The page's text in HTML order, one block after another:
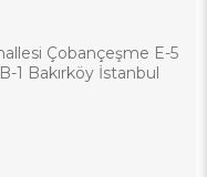
Çobançeşme E-5
1 Bakırköy İstanbul